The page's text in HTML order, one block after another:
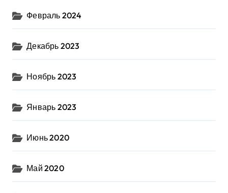
Февраль 2024
Декабрь 2023
Ноябрь 2023
Январь 2023
Июнь 2020
Май 2020